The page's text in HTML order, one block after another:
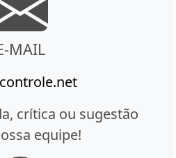
MAIL
crítica ou sugestão
equipe!